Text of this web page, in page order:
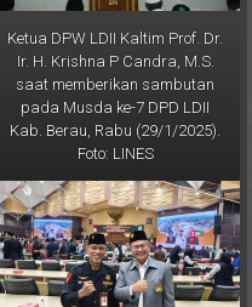
Ketua DPW LDII Kaltim Prof. Dr.
Ir. H. Krishna P Candra, M.S.
saat memberikan sambutan
pada Musda ke-7 DPD LDII
Kab. Berau, Rabu (29/1/2025).
Foto: LINES